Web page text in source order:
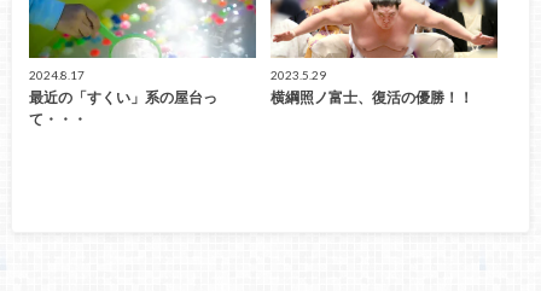
2024.8.17
最近の「すくい」系の屋台っ
て・・・
2023.5.29
横綱照ノ富士、復活の優勝！！